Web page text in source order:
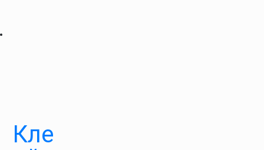
Кле